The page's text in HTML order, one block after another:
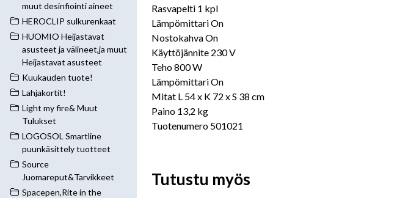
muut desinfiointi aineet
HEROCLIP sulkurenkaat
HUOMIO Heijastavat
asusteet ja välineet,ja muut
Heijastavat asusteet
Kuukauden tuote!
Lahjakortit!
Light my fire& Muut
Tulukset
LOGOSOL Smartline
puunkäsittely tuotteet
Source
Juomareput&Tarvikkeet
Spacepen,Rite in the
Rasvapelti 1 kpl
Lämpömittari On
Nostokahva On
Käyttöjännite 230 V
Teho 800 W
Lämpömittari On
Mitat L 54 x K 72 x S 38 cm
Paino 13,2 kg
Tuotenumero 501021
Tutustu myös